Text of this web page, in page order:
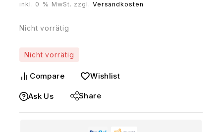
inkl. 0 % MwSt. zzgl. Versandkosten
Nicht vorrätig
Nicht vorrätig
Compare Wishlist
Ask Us Share